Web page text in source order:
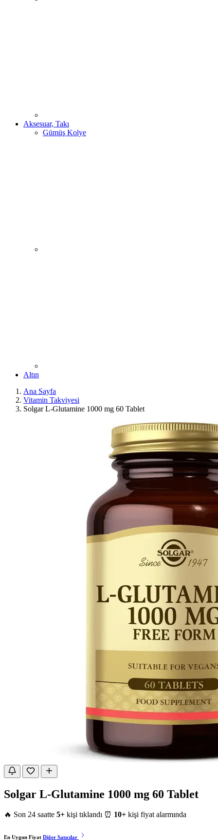
Aksesuar, Takı
Gümüş Kolye
Altın
Ana Sayfa
Vitamin Takviyesi
Solgar L-Glutamine 1000 mg 60 Tablet
Solgar L-Glutamine 1000 mg 60 Tablet
🔥 Son 24 saatte 5+ kişi tıklandı ⏰ 10+ kişi fiyat alarmında
En Uygun Fiyat Diğer Satıcılar